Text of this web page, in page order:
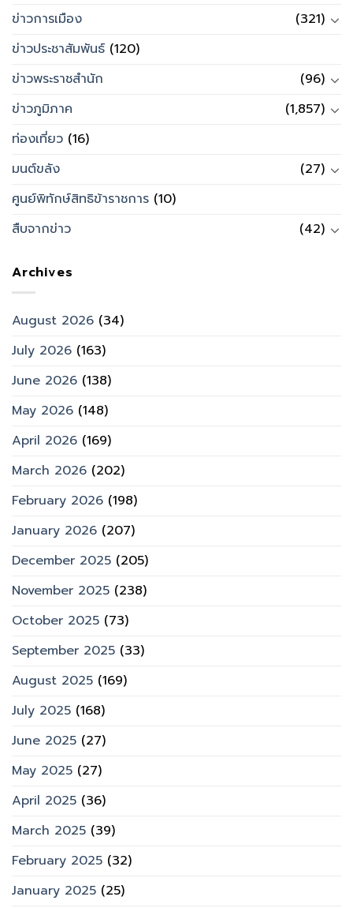
ข่าวการเมือง
(321)
ข่าวประชาสัมพันธ์ (120)
ข่าวพระราชสำนัก
(96)
ข่าวภูมิภาค
(1,857)
ท่องเที่ยว (16)
มนต์ขลัง
(27)
ศูนย์พิทักษ์สิทธิข้าราชการ (10)
สืบจากข่าว
(42)
Archives
August 2026 (34)
July 2026 (163)
June 2026 (138)
May 2026 (148)
April 2026 (169)
March 2026 (202)
February 2026 (198)
January 2026 (207)
December 2025 (205)
November 2025 (238)
October 2025 (73)
September 2025 (33)
August 2025 (169)
July 2025 (168)
June 2025 (27)
May 2025 (27)
April 2025 (36)
March 2025 (39)
February 2025 (32)
January 2025 (25)